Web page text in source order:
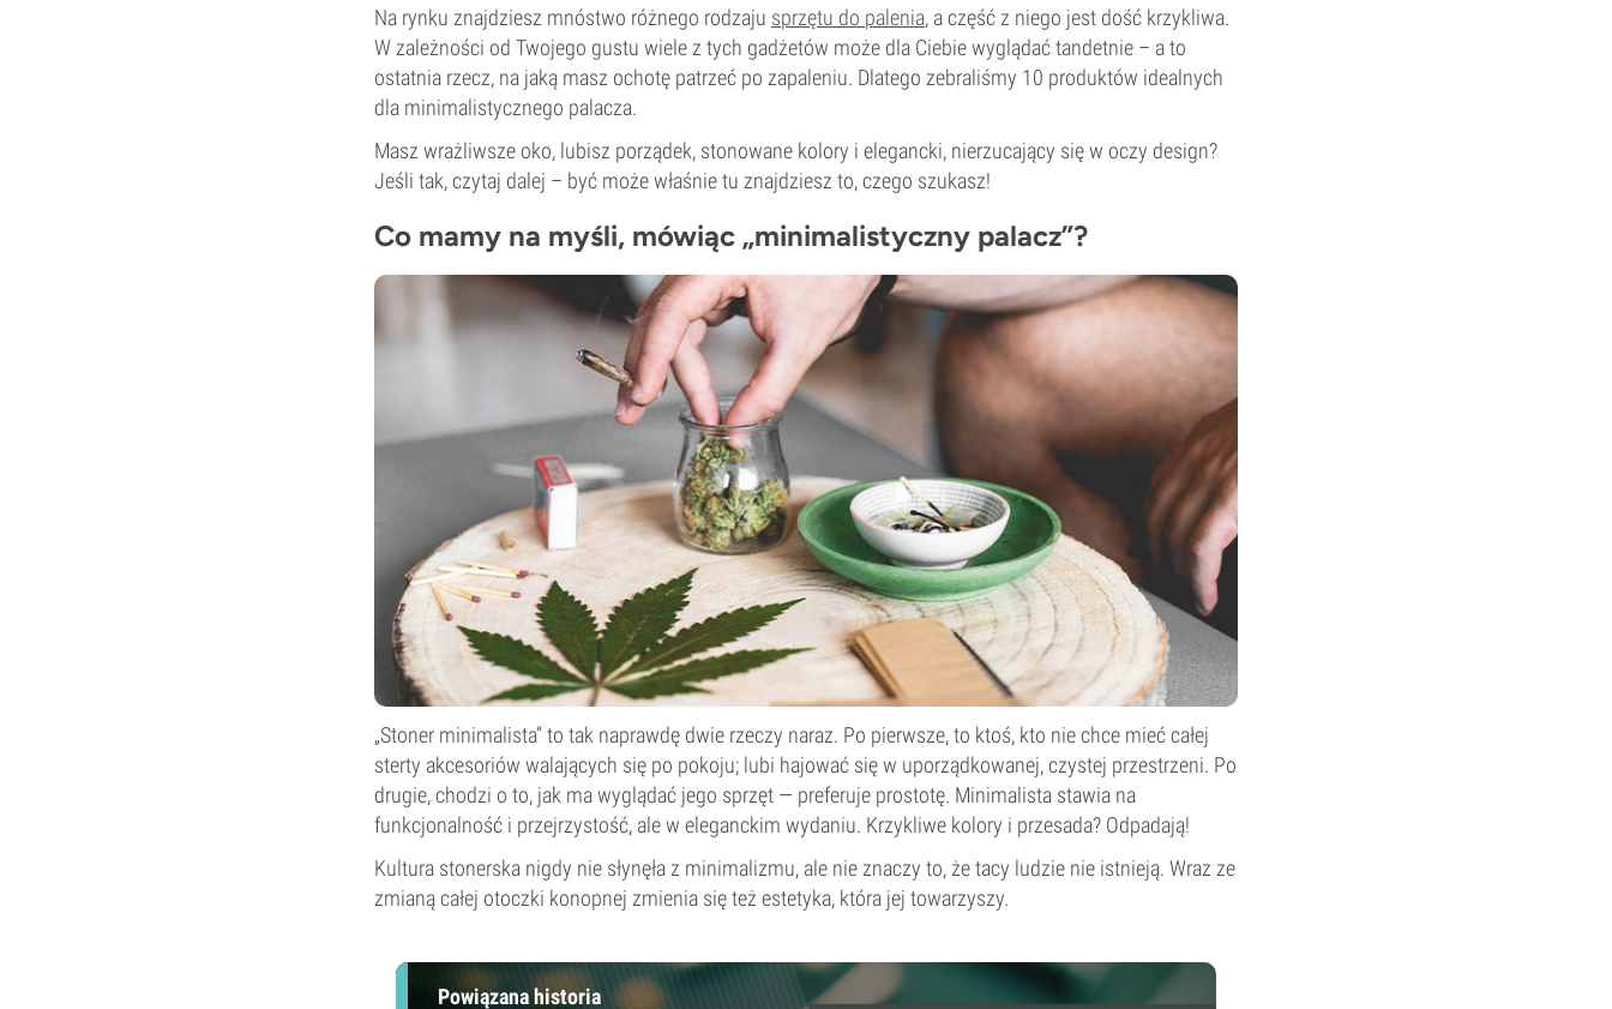
Na rynku znajdziesz mnóstwo różnego rodzaju sprzętu do palenia, a część z niego jest dość krzykliwa.
W zależności od Twojego gustu wiele z tych gadżetów może dla Ciebie wyglądać tandetnie – a to
ostatnia rzecz, na jaką masz ochotę patrzeć po zapaleniu. Dlatego zebraliśmy 10 produktów idealnych
dla minimalistycznego palacza.
Masz wrażliwsze oko, lubisz porządek, stonowane kolory i elegancki, nierzucający się w oczy design?
Jeśli tak, czytaj dalej – być może właśnie tu znajdziesz to, czego szukasz!
Co mamy na myśli, mówiąc „minimalistyczny palacz”?
„Stoner minimalista” to tak naprawdę dwie rzeczy naraz. Po pierwsze, to ktoś, kto nie chce mieć całej
sterty akcesoriów walających się po pokoju; lubi hajować się w uporządkowanej, czystej przestrzeni. Po
drugie, chodzi o to, jak ma wyglądać jego sprzęt — preferuje prostotę. Minimalista stawia na
funkcjonalność i przejrzystość, ale w eleganckim wydaniu. Krzykliwe kolory i przesada? Odpadają!
Kultura stonerska nigdy nie słynęła z minimalizmu, ale nie znaczy to, że tacy ludzie nie istnieją. Wraz ze
zmianą całej otoczki konopnej zmienia się też estetyka, która jej towarzyszy.
Powiązana historia